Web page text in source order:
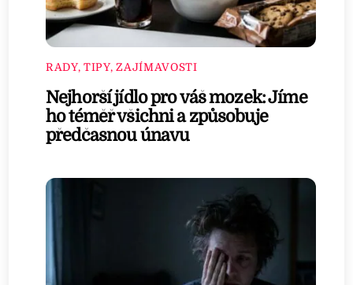
RADY, TIPY, ZAJÍMAVOSTI
Nejhorší jídlo pro váš mozek: Jíme
ho téměř všichni a způsobuje
předčasnou únavu